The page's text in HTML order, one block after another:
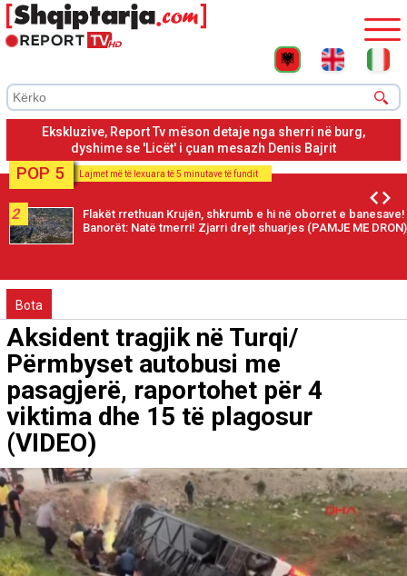
Ekskluzive, Drejtoria e Përgjithshme e Burgjeve ka nisur hetim
disiplinor për 8 policë të Burgut të Fierit
POP 5 Lajmet më të lexuara të 5 minutave të fundit
2
Flakët rrethuan Krujën, shkrumb e hi në oborret e banesave!
Banorët: Natë tmerri! Zjarri drejt shuarjes (PAMJE ME DRON)
Bota
Aksident tragjik në Turqi/
Përmbyset autobusi me
pasagjerë, raportohet për 4
viktima dhe 15 të plagosur
(VIDEO)